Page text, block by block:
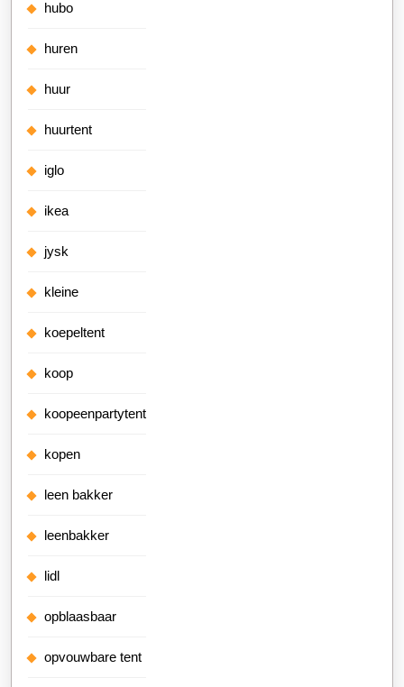
hubo
huren
huur
huurtent
iglo
ikea
jysk
kleine
koepeltent
koop
koopeenpartytent
kopen
leen bakker
leenbakker
lidl
opblaasbaar
opvouwbare tent